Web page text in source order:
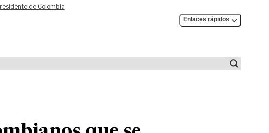
de Colombia
Enlaces rápidos